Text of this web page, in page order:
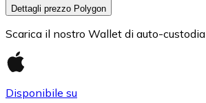
Dettagli prezzo Polygon
Scarica il nostro Wallet di auto-custodia
Disponibile su